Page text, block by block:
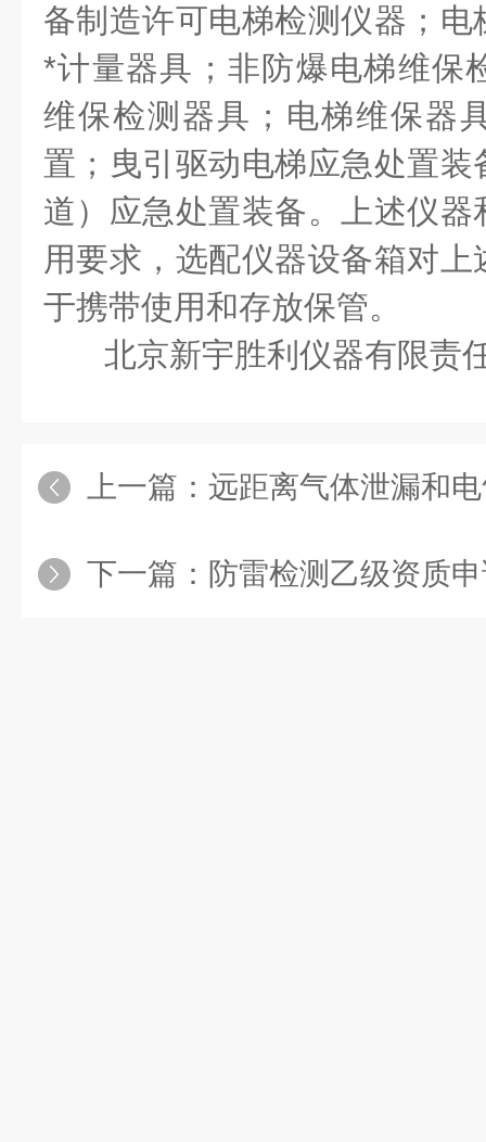
备制造许可电梯检测仪器；
*计量器具；非防爆电梯维保
维保检测器具；电梯维保器
置；曳引驱动电梯应急处置
道）应急处置装备。上述仪
用要求，选配仪器设备箱对
于携带使用和存放保管。
北京新宇胜利仪器有限责
上一篇： 远距离气体泄漏和电气放电检测
下一篇： 防雷检测乙级资质